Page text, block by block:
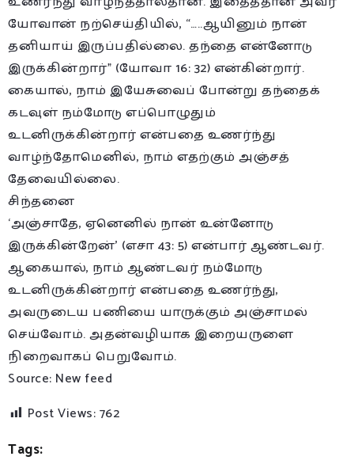
யோவான் நற்செய்தியில், “…..ஆயினும் நான்
தனியாய் இருப்பதில்லை. தந்தை என்னோடு
இருக்கின்றார்” (யோவா 16: 32) என்கின்றார்.
கையால், நாம் இயேசுவைப் போன்று தந்தைக்
கடவுள் நம்மோடு எப்பொழுதும்
உடனிருக்கின்றார் என்பதை உணர்ந்து
வாழ்ந்தோமெனில், நாம் எதற்கும் அஞ்சத்
தேவையில்லை.
சிந்தனை
‘அஞ்சாதே, ஏனெனில் நான் உன்னோடு
இருக்கின்றேன்’ (எசா 43: 5) என்பார் ஆண்டவர்.
ஆகையால், நாம் ஆண்டவர் நம்மோடு
உடனிருக்கின்றார் என்பதை உணர்ந்து,
அவருடைய பணியை யாருக்கும் அஞ்சாமல்
செய்வோம். அதன்வழியாக இறையருளை
நிறைவாகப் பெறுவோம்.
Source: New feed
Post Views:762
Tags: